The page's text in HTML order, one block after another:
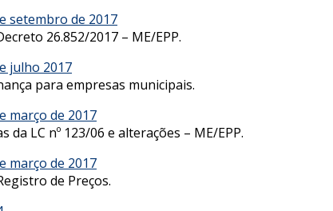
setembro de 2017
26.852/2017 – ME/EPP.
julho 2017
para empresas municipais.
março de 2017
LC nº 123/06 e alterações – ME/EPP.
março de 2017
de Preços.